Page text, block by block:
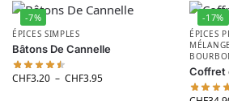
-7%
ÉPICES SIMPLES
Bâtons De Cannelle
CHF3.20 – CHF3.95
-17%
ÉPICES
Coffret